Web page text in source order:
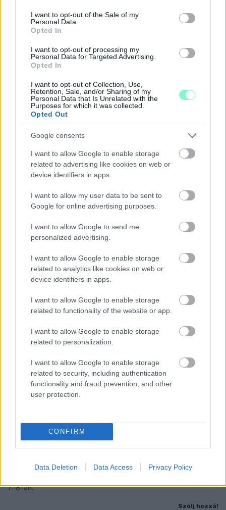
consent section.
I want to opt-out of the Sale of my
Personal Data.
Opted In
I want to opt-out of processing my
Personal Data for Targeted Advertising.
Opted In
I want to opt-out of Collection, Use,
Retention, Sale, and/or Sharing of my
Personal Data that Is Unrelated with the
Purposes for which it was collected.
Opted Out
Google consents
I want to allow Google to enable storage
related to advertising like cookies on web or
device identifiers in apps.
I want to allow my user data to be sent to
Google for online advertising purposes.
I want to allow Google to send me
personalized advertising.
I want to allow Google to enable storage
related to analytics like cookies on web or
device identifiers in apps.
I want to allow Google to enable storage
related to functionality of the website or app.
I want to allow Google to enable storage
related to personalization.
I want to allow Google to enable storage
related to security, including authentication
functionality and fraud prevention, and other
user protection.
CONFIRM
Data Deletion Data Access Privacy Policy
ENERGIATAKARÉKOSSÁG: KORÁBBAN KEZDŐDIK
A GYŐRI AUDI ETO KC PÉNTEKI FELKÉSZÜLÉSI
Az energiaellátás tehermentesítése érdekében másfél órával
kezdését.
BAROKK POMPÁBA ÖLTÖZIK A BELVÁROS:
HÉTVÉGÉN RENDEZIK MEG A XXXIII. GYŐRI BAROKK
ESKÜVŐT
Jubileumi fogadalom megerősítés, történelmi felvonulás,
7–8-án.
Szólj hozzá!